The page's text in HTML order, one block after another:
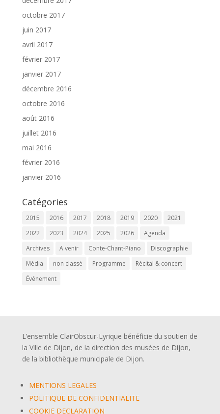
octobre 2017
juin 2017
avril 2017
février 2017
janvier 2017
décembre 2016
octobre 2016
août 2016
juillet 2016
mai 2016
février 2016
janvier 2016
Catégories
2015 2016 2017 2018 2019 2020
2021
2022
2023 2024 2025 2026
Agenda
Archives
A venir Conte-Chant-Piano
Discographie
Média
non classé Programme
Récital & concert
Événement
L’ensemble ClairObscur-Lyrique bénéficie du soutien de
la Ville de Dijon, de la direction des musées de Dijon,
de la bibliothèque municipale de Dijon.
MENTIONS LEGALES
POLITIQUE DE CONFIDENTIALITE
COOKIE DECLARATION